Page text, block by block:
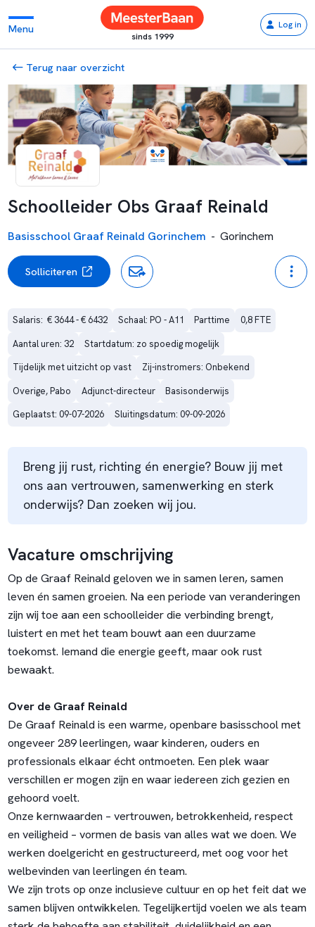
Menu
sinds 1999
Log in
Terug naar overzicht
Schoolleider Obs Graaf Reinald
Basisschool Graaf Reinald Gorinchem - Gorinchem
Solliciteren
Salaris:  € 3644 - € 6432 Schaal: PO - A11 Parttime
0,8 FTE
Aantal uren: 32
Startdatum: zo spoedig mogelijk
Tijdelijk met uitzicht op vast
Zij-instromers: Onbekend
Overige, Pabo
Adjunct-directeur
Basisonderwijs
Geplaatst: 09-07-2026
Sluitingsdatum: 09-09-2026
Breng jij rust, richting én energie? Bouw jij met
ons aan vertrouwen, samenwerking en sterk
onderwijs? Dan zoeken wij jou.
Vacature omschrijving
Op de Graaf Reinald geloven we in samen leren, samen
leven én samen groeien. Na een periode van veranderingen
zijn wij toe aan een schoolleider die verbinding brengt,
luistert en met het team bouwt aan een duurzame
toekomst. Iemand die energie geeft, maar ook rust
bewaakt.
Over de Graaf Reinald
De Graaf Reinald is een warme, openbare basisschool met
ongeveer 289 leerlingen, waar kinderen, ouders en
professionals elkaar écht ontmoeten. Een plek waar
verschillen er mogen zijn en waar iedereen zich gezien en
gehoord voelt.
Onze kernwaarden – vertrouwen, betrokkenheid, respect
en veiligheid – vormen de basis van alles wat we doen. We
werken doelgericht en gestructureerd, met oog voor het
welbevinden van leerlingen én team.
We zijn trots op onze inclusieve cultuur en op het feit dat we
samen blijven ontwikkelen. Tegelijkertijd voelen we als team